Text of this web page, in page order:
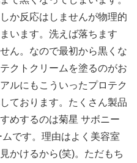
か反応はしませんが物理的
います。洗えば落ちます
ん。なので最初から黒くな
クトクリームを塗るのがお
ルにもこういったプロテク
ております。たくさん製品
めするのは菊星 サボニー
です。理由はよく美容室
かけるから(笑)。ただもち